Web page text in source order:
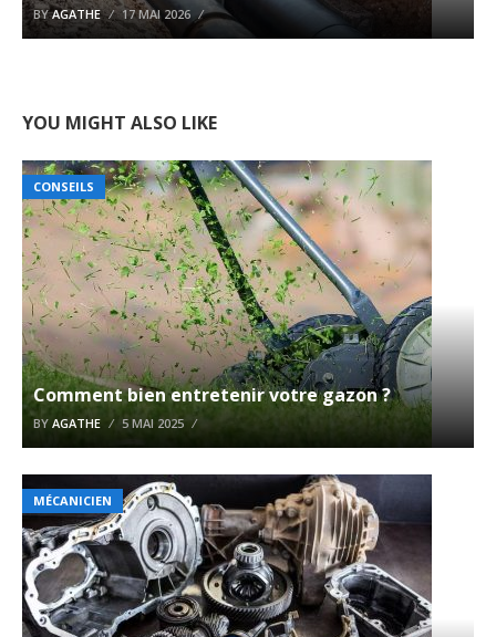
BYAGATHE 17 MAI 2026
YOU MIGHT ALSO LIKE
CONSEILS
Comment bien entretenir votre gazon ?
BY AGATHE 5 MAI 2025
MÉCANICIEN